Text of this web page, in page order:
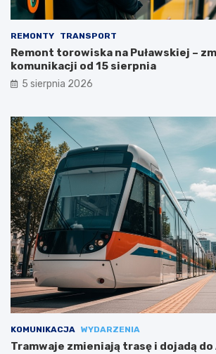
REMONTY TRANSPORT
Remont torowiska na Puławskiej –
komunikacji od 15 sierpnia
5 sierpnia 2026
KOMUNIKACJA WYDARZENIA
Tramwaje zmieniają trasę i dojadą do